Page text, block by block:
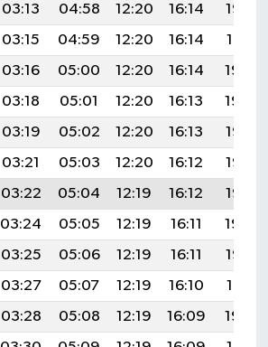
03:13 04:58 12:20 16:14
19:32
03:15 04:59 12:20 16:14
19:31
03:16 05:00 12:20 16:14
19:30
03:18 05:01 12:20 16:13
19:29
03:19 05:02 12:20 16:13
19:28
03:21 05:03 12:20 16:12
19:26
03:22 05:04 12:19 16:12
19:25
03:24 05:05 12:19 16:11
19:24
03:25 05:06 12:19 16:11
19:23
03:27 05:07 12:19 16:10
19:21
03:28 05:08 12:19 16:09
19:20